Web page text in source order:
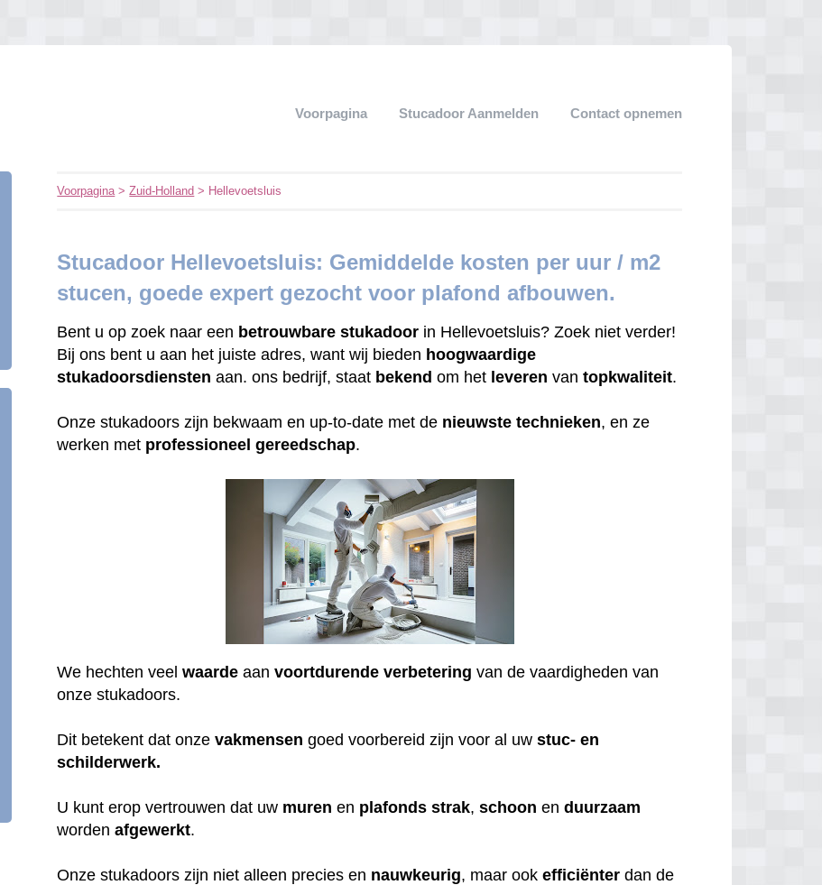
Voorpagina Stucadoor Aanmelden Contact opnemen
Voorpagina>Zuid-Holland > Hellevoetsluis
Stucadoor Hellevoetsluis: Gemiddelde kosten per uur / m2
stucen, goede expert gezocht voor plafond afbouwen.
Bent u op zoek naar een betrouwbare stukadoor in Hellevoetsluis? Zoek niet verder!
Bij ons bent u aan het juiste adres, want wij bieden hoogwaardige
stukadoorsdiensten aan. ons bedrijf, staat bekend om het leveren vantopkwaliteit.
Onze stukadoors zijn bekwaam en up-to-date met de nieuwste technieken, en ze
werken met professioneel gereedschap.
We hechten veelwaarde aanvoortdurende verbetering van de vaardigheden van
onze stukadoors.
Dit betekent dat onzevakmensen goed voorbereid zijn voor al uwstuc- en
schilderwerk.
U kunt erop vertrouwen dat uw muren en plafonds strak,schoon enduurzaam
wordenafgewerkt.
Onze stukadoors zijn niet alleen precies en nauwkeurig, maar ookefficiënter dan de